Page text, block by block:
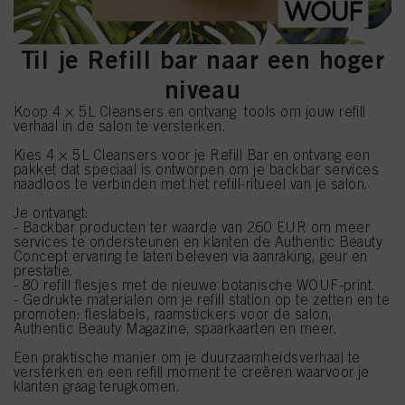
Til je Refill bar naar een hoger
niveau
Koop 4 × 5L Cleansers en ontvang tools om jouw refill
verhaal in de salon te versterken.
Kies 4 × 5L Cleansers voor je Refill Bar en ontvang een
pakket dat speciaal is ontworpen om je backbar services
naadloos te verbinden met het refill-ritueel van je salon.
Je ontvangt:
- Backbar producten ter waarde van 260 EUR om meer
services te ondersteunen en klanten de Authentic Beauty
Concept ervaring te laten beleven via aanraking, geur en
prestatie.
- 80 refill flesjes met de nieuwe botanische WOUF-print.
- Gedrukte materialen om je refill station op te zetten en te
promoten: fleslabels, raamstickers voor de salon,
Authentic Beauty Magazine, spaarkaarten en meer.
Een praktische manier om je duurzaamheidsverhaal te
versterken en een refill moment te creëren waarvoor je
klanten graag terugkomen.